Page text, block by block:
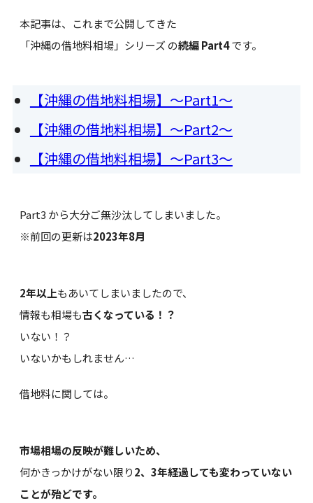
本記事は、これまで公開してきた
「沖縄の借地料相場」シリーズ の続編 Part4です。
【沖縄の借地料相場】～Part1～
【沖縄の借地料相場】～Part2～
【沖縄の借地料相場】～Part3～
Part3 から大分ご無沙汰してしまいました。
※前回の更新は2023年8月
2年以上もあいてしまいましたので、
情報も相場も古くなっている！？
いない！？
いないかもしれません…
借地料に関しては。
市場相場の反映が難しいため、
何かきっかけがない限り2、3年経過しても変わっていない
ことが殆どです。